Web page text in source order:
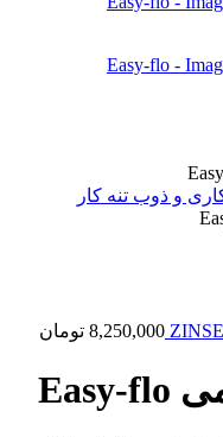
و ذوب تنه کار
8,250,000 تومان